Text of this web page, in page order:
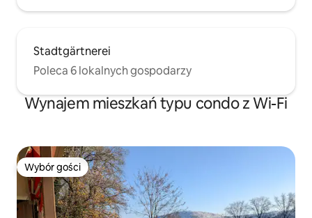
Stadtgärtnerei
Poleca 6 lokalnych gospodarzy
Wynajem mieszkań typu condo z Wi-Fi
Wybór gości
Wybór gości